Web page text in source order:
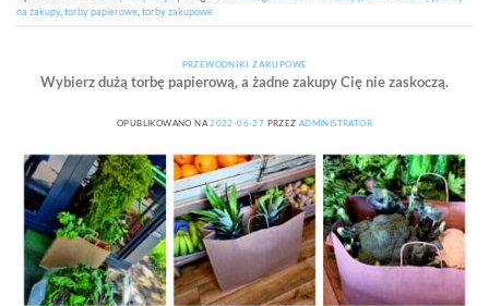
na zakupy, torby papierowe torby zakupowe
PRZEWODNIKI ZAKUPOWE
Wybierz dużą torbę papierową, a żadne zakupy Cię nie zaskoczą.
OPUBLIKOWANO NA2022-06-27 PRZEZ ADMINISTRATOR